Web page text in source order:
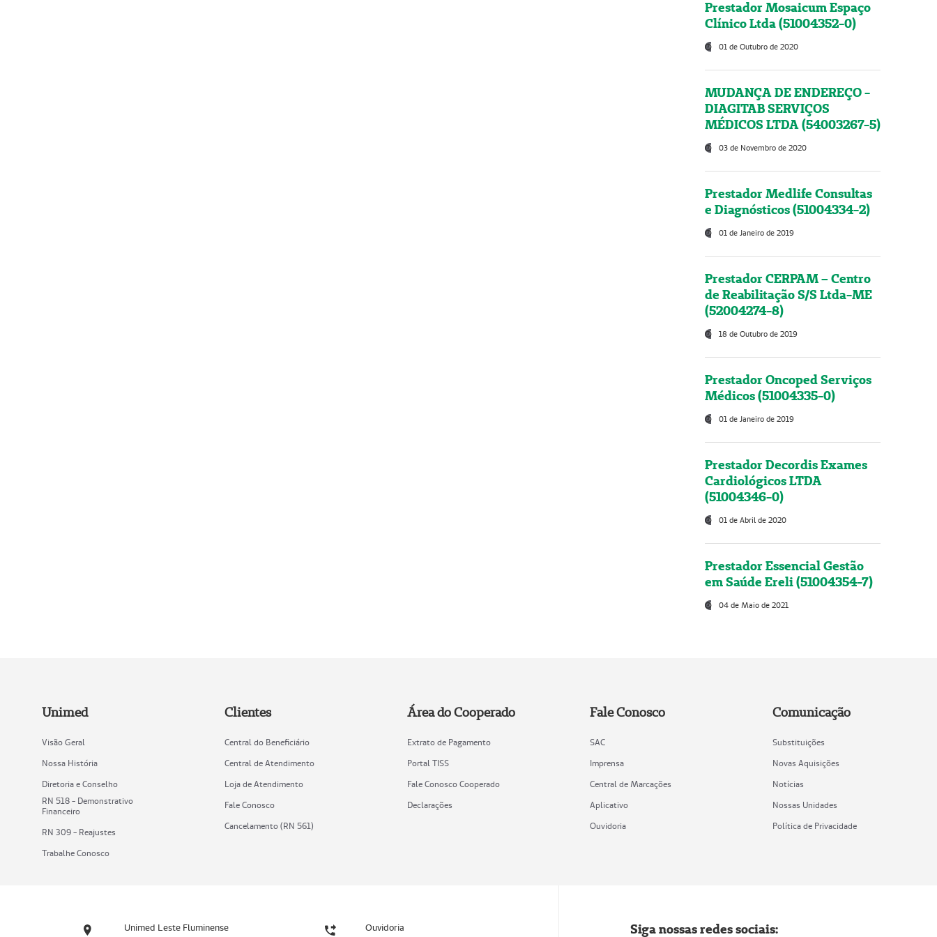
Prestador Mosaicum Espaço
Clínico Ltda (51004352-0)
01 de Outubro de 2020
MUDANÇA DE ENDEREÇO -
DIAGITAB SERVIÇOS
MÉDICOS LTDA (54003267-5)
03 de Novembro de 2020
Prestador Medlife Consultas
e Diagnósticos (51004334-2)
01 de Janeiro de 2019
Prestador CERPAM – Centro
de Reabilitação S/S Ltda-ME
(52004274-8)
18 de Outubro de 2019
Prestador Oncoped Serviços
Médicos (51004335-0)
01 de Janeiro de 2019
Prestador Decordis Exames
Cardiológicos LTDA
(51004346-0)
01 de Abril de 2020
Prestador Essencial Gestão
em Saúde Ereli (51004354-7)
04 de Maio de 2021
Unimed
Visão Geral
Nossa História
Diretoria e Conselho
RN 518 - Demonstrativo
Financeiro
RN 309 - Reajustes
Trabalhe Conosco
Clientes
Central do Beneficiário
Central de Atendimento
Loja de Atendimento
Fale Conosco
Cancelamento (RN 561)
Área do Cooperado
Extrato de Pagamento
Portal TISS
Fale Conosco Cooperado
Declarações
Fale Conosco
SAC
Imprensa
Central de Marcações
Aplicativo
Ouvidoria
Comunicação
Substituições
Novas Aquisições
Notícias
Nossas Unidades
Política de Privacidade
Unimed Leste Fluminense Ouvidoria Siga nossas redes sociais: